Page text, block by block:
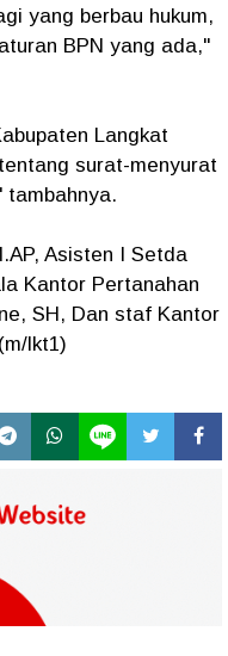
yang berbau hukum,
BPN yang ada,"
Langkat
surat-menyurat
tambahnya.
Asisten I Setda
Kantor Pertanahan
SH, Dan staf Kantor
lkt1)